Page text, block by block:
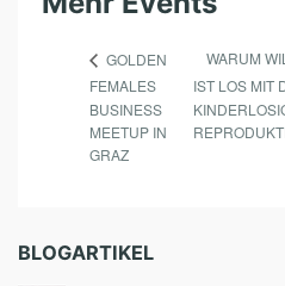
GOLDEN
FEMALES
BUSINESS
MEETUP IN
GRAZ
WARUM
IST LOS MIT
BLOGARTIKEL